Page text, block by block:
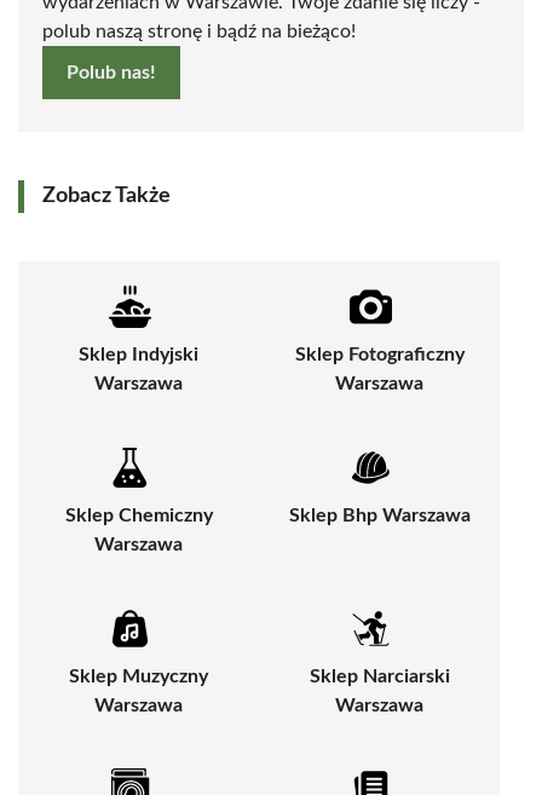
polub naszą stronę i bądź na bieżąco!
Polub nas!
Zobacz Także
Sklep Indyjski
Warszawa
Sklep Fotograficzny
Warszawa
Sklep Chemiczny
Warszawa
Sklep Bhp Warszawa
Sklep Muzyczny
Warszawa
Sklep Narciarski
Warszawa